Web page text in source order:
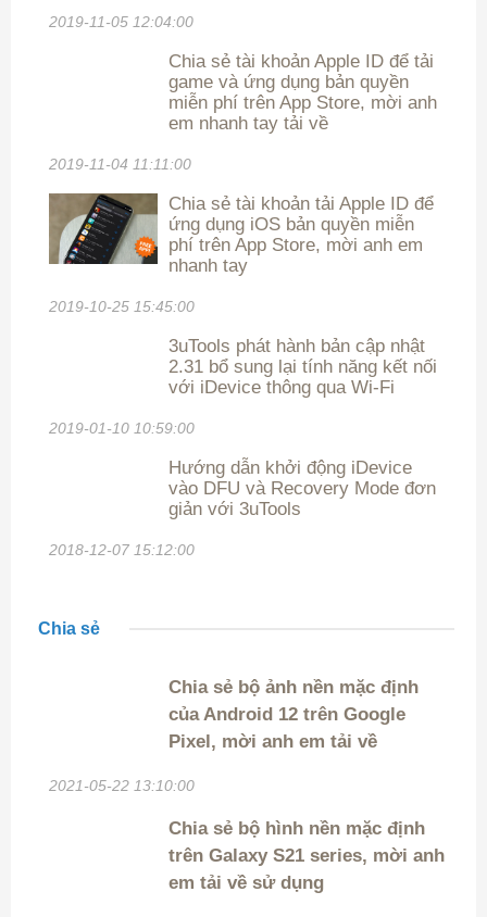
2019-11-05 12:04:00
Chia sẻ tài khoản Apple ID để tải
game và ứng dụng bản quyền
miễn phí trên App Store, mời anh
em nhanh tay tải về
2019-11-04 11:11:00
Chia sẻ tài khoản tải Apple ID để
ứng dụng iOS bản quyền miễn
phí trên App Store, mời anh em
nhanh tay
2019-10-25 15:45:00
3uTools phát hành bản cập nhật
2.31 bổ sung lại tính năng kết nối
với iDevice thông qua Wi-Fi
2019-01-10 10:59:00
Hướng dẫn khởi động iDevice
vào DFU và Recovery Mode đơn
giản với 3uTools
2018-12-07 15:12:00
Chia sẻ
Chia sẻ bộ ảnh nền mặc định
của Android 12 trên Google
Pixel, mời anh em tải về
2021-05-22 13:10:00
Chia sẻ bộ hình nền mặc định
trên Galaxy S21 series, mời anh
em tải về sử dụng